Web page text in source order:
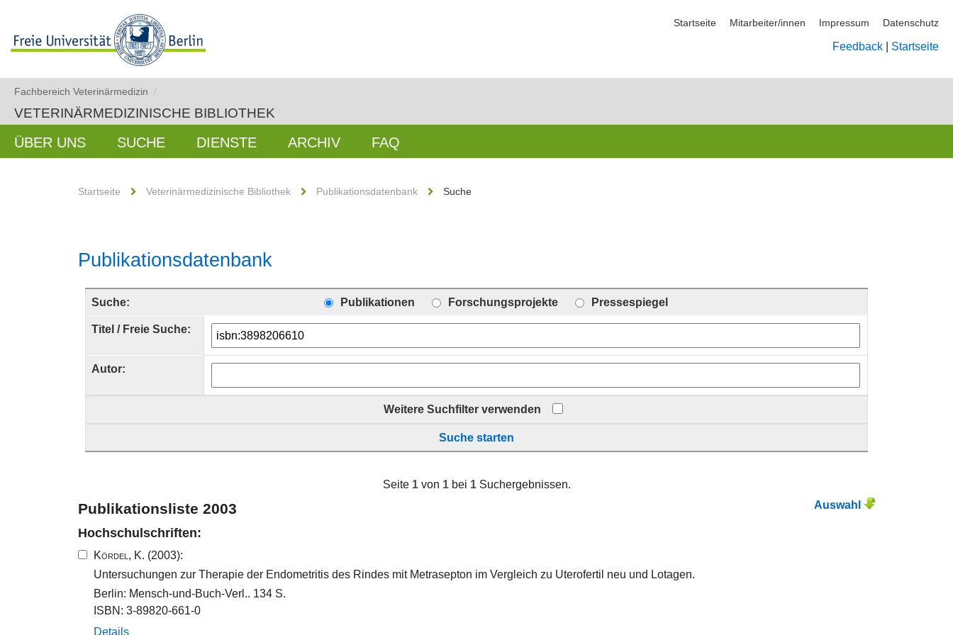
Startseite Mitarbeiter/innen Impressum Datenschutz
Feedback Startseite
Fachbereich Veterinärmedizin /
VETERINÄRMEDIZINISCHE BIBLIOTHEK
ÜBER UNS SUCHE DIENSTE ARCHIV FAQ
Startseite Veterinärmedizinische Bibliothek Publikationsdatenbank Suche
Publikationsdatenbank
Suche: Publikationen Forschungsprojekte Pressespiegel
Titel / Freie Suche:
Autor:
Weitere Suchfilter verwenden
Suche starten
Seite 1von 1bei 1Suchergebnissen.
Auswahl
Publikationsliste 2003
Hochschulschriften:
Kördel, K. (2003):
Untersuchungen zur Therapie der Endometritis des Rindes mit Metrasepton im Vergleich zu Uterofertil neu und Lotagen.
Berlin: Mensch-und-Buch-Verl.. 134 S.
ISBN: 3-89820-661-0
Details